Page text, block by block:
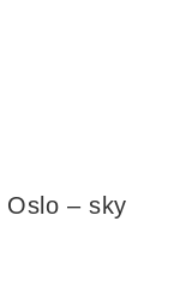
Oslo – sky